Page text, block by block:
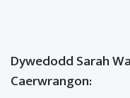
Dywedodd Sarah
Caerwrangon: